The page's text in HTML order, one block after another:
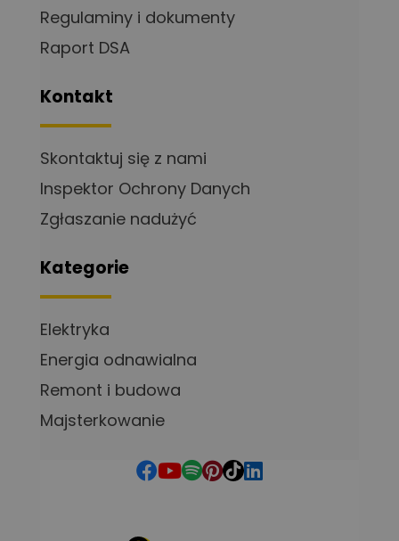
Regulaminy i dokumenty
Raport DSA
Kontakt
Skontaktuj się z nami
Inspektor Ochrony Danych
Zgłaszanie nadużyć
Kategorie
Elektryka
Energia odnawialna
Remont i budowa
Majsterkowanie